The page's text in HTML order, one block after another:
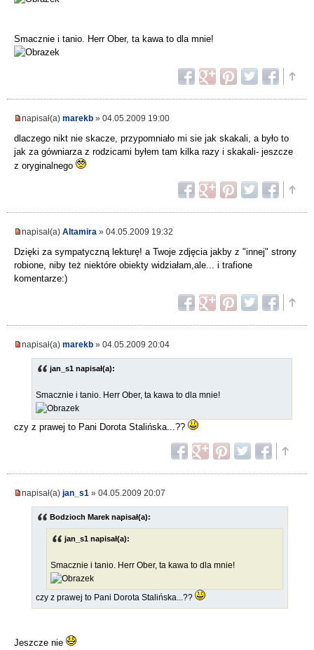
Smacznie i tanio. Herr Ober, ta kawa to dla mnie!
napisał(a) marekb » 04.05.2009 19:00
dlaczego nikt nie skacze, przypomniało mi sie jak skakali, a było to
jak za gówniarza z rodzicami byłem tam kilka razy i skakali- jeszcze
z oryginalnego
napisał(a) Altamira » 04.05.2009 19:32
Dzięki za sympatyczną lekturę! a Twoje zdjęcia jakby z "innej" strony
robione, niby też niektóre obiekty widziałam,ale... i trafione
komentarze:)
napisał(a) marekb » 04.05.2009 20:04
jan_s1 napisał(a):
Smacznie i tanio. Herr Ober, ta kawa to dla mnie!
czy z prawej to Pani Dorota Stalińska...??
napisał(a) jan_s1 » 04.05.2009 20:07
Bodzioch Marek napisał(a):
jan_s1 napisał(a):
Smacznie i tanio. Herr Ober, ta kawa to dla mnie!
czy z prawej to Pani Dorota Stalińska...??
Jeszcze nie